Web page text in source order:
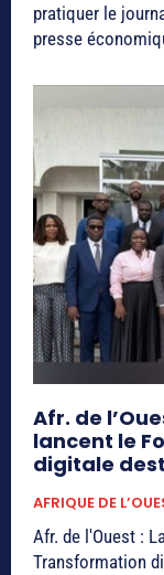
pratiquer le
presse
Afr. de
lancent le
digitale
AFRIQUE DE
Afr. de l'Ouest :
Transformation